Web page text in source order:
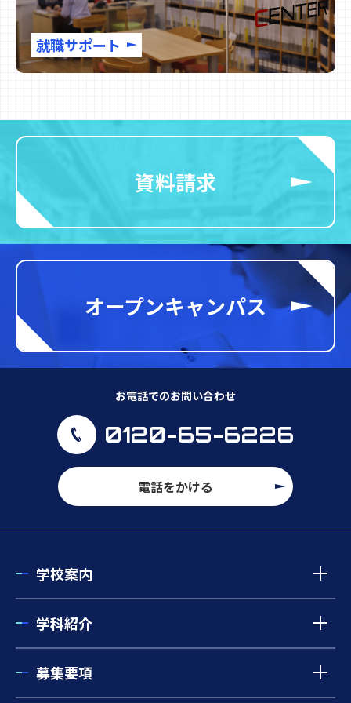
就職サポート
資料請求
オープンキャンパス
お電話でのお問い合わせ
0120-65-6226
電話をかける
学校案内
学科紹介
募集要項